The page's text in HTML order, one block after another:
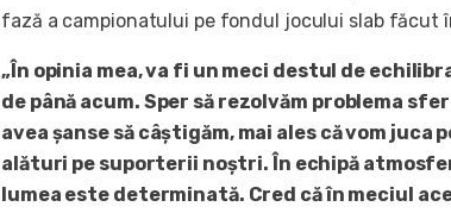
fază a campionatului pe fondul jocului slab făcut
„În opinia mea, va fi un meci destul de
de până acum. Sper să rezolvăm problema
avea șanse să câștigăm, mai ales că vom
alături pe suporterii noștri. În echipă
lumea este determinată. Cred că în meciul